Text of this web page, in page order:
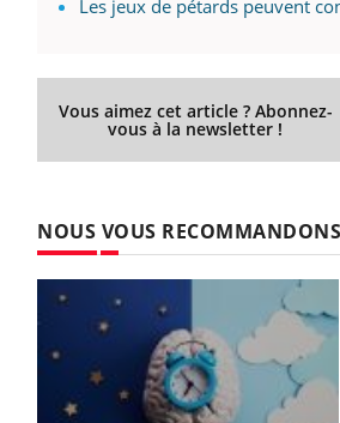
Les jeux de pétards peuvent
Vous aimez cet article ? Abonnez-
vous à la newsletter !
NOUS VOUS RECOMMANDONS